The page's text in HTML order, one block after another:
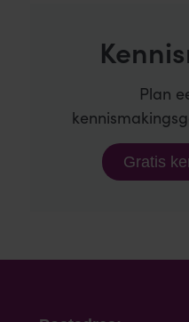
Plan
Gratis